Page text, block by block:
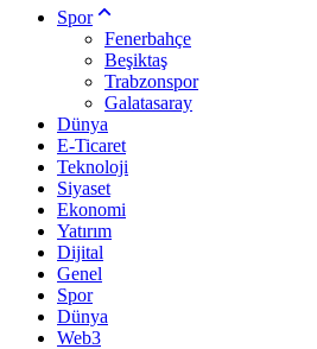
Spor
Fenerbahçe
Beşiktaş
Trabzonspor
Galatasaray
Dünya
E-Ticaret
Teknoloji
Siyaset
Ekonomi
Yatırım
Dijital
Genel
Spor
Dünya
Web3